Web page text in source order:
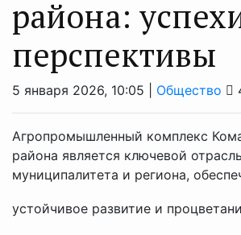
района:
перспективы
5 января 2026, 10:05 | Общество
Агропромышленный комплекс
района является ключевой
муниципалитета и региона,
устойчивое развитие и